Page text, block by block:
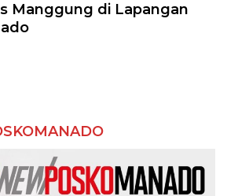
Manggung di Lapangan